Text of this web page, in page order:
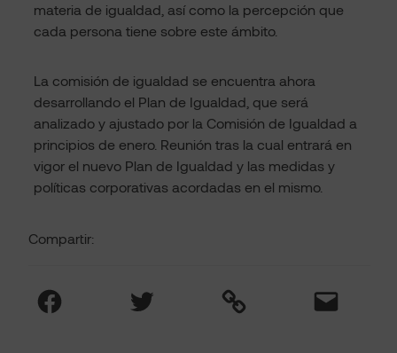
Compartir:
Facebook Twitter Link Mail
materia de igualdad, así como la percepción que
cada persona tiene sobre este ámbito.
La comisión de igualdad se encuentra ahora
desarrollando el Plan de Igualdad, que será
analizado y ajustado por la Comisión de Igualdad a
principios de enero. Reunión tras la cual entrará en
vigor el nuevo Plan de Igualdad y las medidas y
políticas corporativas acordadas en el mismo.